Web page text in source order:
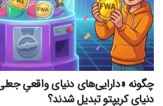
چگونه «دارایی‌های دنیای واقعیِ
دنیای کریپتو تبدیل شدند؟